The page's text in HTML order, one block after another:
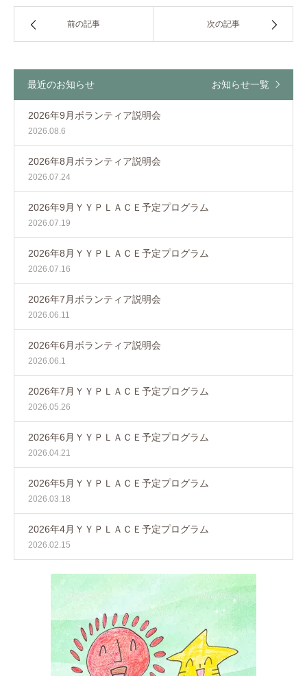
前の記事 次の記事
最近のお知らせ お知らせ一覧
2026年9月ボランティア説明会
2026.08.6
2026年8月ボランティア説明会
2026.07.24
2026年9月ＹＹＰＬＡＣＥ予定プログラム
2026.07.19
2026年8月ＹＹＰＬＡＣＥ予定プログラム
2026.07.16
2026年7月ボランティア説明会
2026.06.11
2026年6月ボランティア説明会
2026.06.1
2026年7月ＹＹＰＬＡＣＥ予定プログラム
2026.05.26
2026年6月ＹＹＰＬＡＣＥ予定プログラム
2026.04.21
2026年5月ＹＹＰＬＡＣＥ予定プログラム
2026.03.18
2026年4月ＹＹＰＬＡＣＥ予定プログラム
2026.02.15